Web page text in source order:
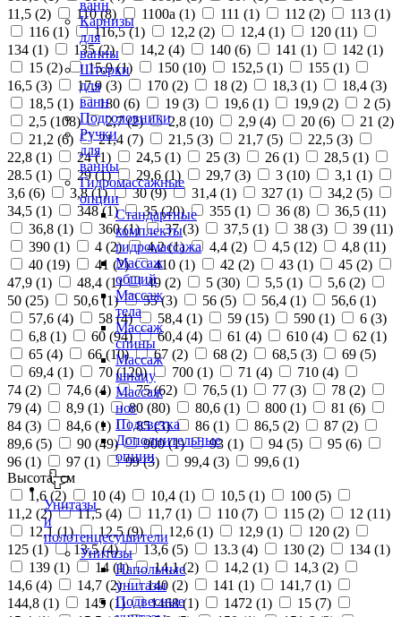
ванн
Карнизы
для
ванны
Шторки
для
ванн
Подголовники
Ручки
для
ванны
Гидромассажные
опции
Стандартные
комплекты
гидромассажа
Массаж
общий
Массаж
тела
Массаж
спины
Массаж
шиацу
Массаж
ног
Подсветка
Дополнительные
опции
Унитазы
и
полотенцесушители
Унитазы
Напольные
унитазы
Подвесные
11,5 (2) 110 (8) 1100а (1) 111 (1) 112 (2) 113 (1)
116 (1) 116,5 (1) 12,2 (2) 12,4 (1) 120 (11)
134 (1) 135 (2) 14,2 (4) 140 (6) 141 (1) 142 (1)
15 (2) 15,9 (1) 150 (10) 152,5 (1) 155 (1)
16,5 (3) 17,9 (3) 170 (2) 18 (2) 18,3 (1) 18,4 (3)
18,5 (1) 180 (6) 19 (3) 19,6 (1) 19,9 (2) 2 (5)
2,5 (108) 2,7 (2) 2,8 (10) 2,9 (4) 20 (6) 21 (2)
21,2 (6) 21,4 (7) 21,5 (3) 21,7 (5) 22,5 (3)
22,8 (1) 24 (1) 24,5 (1) 25 (3) 26 (1) 28,5 (1)
28.5 (1) 29 (1) 29,6 (1) 29,7 (3) 3 (10) 3,1 (1)
3,6 (6) 3,8 (1) 30 (9) 31,4 (1) 327 (1) 34,2 (5)
34,5 (1) 348 (1) 35 (20) 355 (1) 36 (8) 36,5 (11)
36,8 (1) 360 (1) 37 (3) 37,5 (1) 38 (3) 39 (11)
390 (1) 4 (2) 4,2 (1) 4,4 (2) 4,5 (12) 4,8 (11)
40 (19) 41 (2) 410 (1) 42 (2) 43 (1) 45 (2)
47,9 (1) 48,4 (1) 49 (2) 5 (30) 5,5 (1) 5,6 (2)
50 (25) 50,6 (1) 55 (3) 56 (5) 56,4 (1) 56,6 (1)
57,6 (4) 58 (4) 58,4 (1) 59 (15) 590 (1) 6 (3)
6,8 (1) 60 (94) 60,4 (4) 61 (4) 610 (4) 62 (1)
65 (4) 66 (10) 67 (2) 68 (2) 68,5 (3) 69 (5)
69,4 (1) 70 (120) 700 (1) 71 (4) 710 (4)
74 (2) 74,6 (4) 75 (62) 76,5 (1) 77 (3) 78 (2)
79 (4) 8,9 (1) 80 (80) 80,6 (1) 800 (1) 81 (6)
84 (3) 84,6 (1) 85 (3) 86 (1) 86,5 (2) 87 (2)
89,6 (5) 90 (49) 900 (1) 93 (1) 94 (5) 95 (6)
96 (1) 97 (1) 99 (3) 99,4 (3) 99,6 (1)
Высота, см
1,6 (2) 10 (4) 10,4 (1) 10,5 (1) 100 (5)
11,2 (2) 11,5 (4) 11,7 (1) 110 (7) 115 (2) 12 (11)
12,1 (1) 12,5 (9) 12,6 (1) 12,9 (1) 120 (2)
125 (1) 13,5 (4) 13,6 (5) 13.3 (4) 130 (2) 134 (1)
139 (1) 14 (1) 14,1 (2) 14,2 (1) 14,3 (2)
14,6 (4) 14,7 (2) 140 (2) 141 (1) 141,7 (1)
144,8 (1) 145 (1) 1468 (1) 1472 (1) 15 (7)